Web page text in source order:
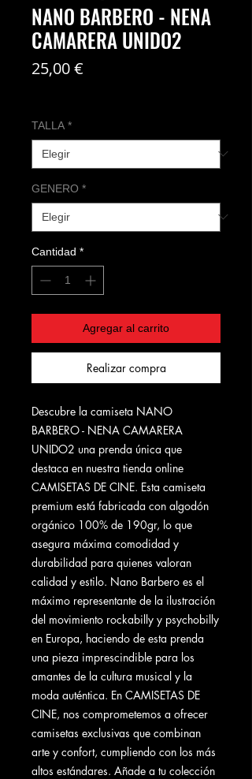
NANO BARBERO - NENA
CAMARERA UNIDO2
25,00 €
TALLA *
GENERO *
Cantidad *
Agregar al carrito
Realizar compra
Descubre la camiseta NANO
BARBERO - NENA CAMARERA
UNIDO2 una prenda única que
destaca en nuestra tienda online
CAMISETAS DE CINE. Esta camiseta
premium está fabricada con algodón
orgánico 100% de 190gr, lo que
asegura máxima comodidad y
durabilidad para quienes valoran
calidad y estilo. Nano Barbero es el
máximo representante de la ilustración
del movimiento rockabilly y psychobilly
en Europa, haciendo de esta prenda
una pieza imprescindible para los
amantes de la cultura musical y la
moda auténtica. En CAMISETAS DE
CINE, nos comprometemos a ofrecer
camisetas exclusivas que combinan
arte y confort, cumpliendo con los más
altos estándares. Añade a tu colección